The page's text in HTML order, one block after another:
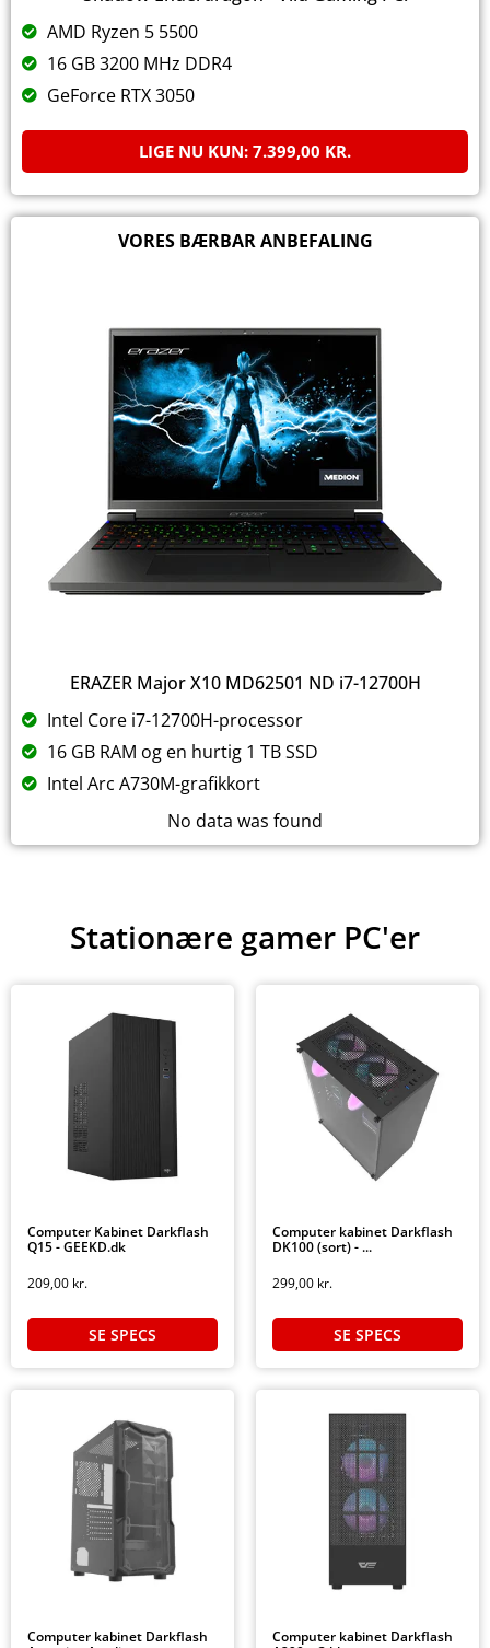
AMD Ryzen 5 5500
16 GB 3200 MHz DDR4
GeForce RTX 3050
LIGE NU KUN: 7.399,00 KR.
VORES BÆRBAR ANBEFALING
ERAZER Major X10 MD62501 ND i7-12700H
Intel Core i7-12700H-processor
16 GB RAM og en hurtig 1 TB SSD
Intel Arc A730M-grafikkort
No data was found
Stationære gamer PC'er
Computer Kabinet Darkflash
Q15 - GEEKD.dk
209,00 kr.
SE SPECS
Computer kabinet Darkflash
DK100 (sort) - ...
299,00 kr.
SE SPECS
Computer kabinet Darkflash
Computer kabinet Darkflash